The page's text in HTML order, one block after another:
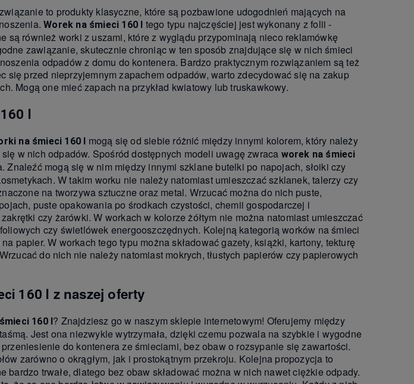
to produkty klasyczne, które są pozbawione udogodnień mających na
Worek na śmieci 160 l tego typu najczęściej jest wykonany z folii -
są również worki z uszami, które z wyglądu przypominają nieco reklamówkę
zawiązanie, skutecznie chroniąc w ten sposób znajdujące się w nich śmieci
odpadów z domu do kontenera. Bardzo praktycznym rozwiązaniem są też
się przed nieprzyjemnym zapachem odpadów, warto zdecydować się na zakup
Mogą one mieć zapach na przykład kwiatowy lub truskawkowy.
l
na śmieci 160 l mogą się od siebie różnić między innymi kolorem, który należy
w nich odpadów. Spośród dostępnych modeli uwagę zwraca worek na śmieci
Znaleźć mogą się w nim między innymi szklane butelki po napojach, słoiki czy
W takim worku nie należy natomiast umieszczać szklanek, talerzy czy
na tworzywa sztuczne oraz metal. Wrzucać można do nich puste,
puste opakowania po środkach czystości, chemii gospodarczej i
czy żarówki. W workach w kolorze żółtym nie można natomiast umieszczać
czy świetlówek energooszczędnych. Kolejną kategorią worków na śmieci
papier. W workach tego typu można składować gazety, książki, kartony, tekturę
do nich nie należy natomiast mokrych, tłustych papierów czy papierowych
160 l z naszej oferty
160 l? Znajdziesz go w naszym sklepie internetowym! Oferujemy między
Jest ona niezwykle wytrzymała, dzięki czemu pozwala na szybkie i wygodne
do kontenera ze śmieciami, bez obaw o rozsypanie się zawartości.
zarówno o okrągłym, jak i prostokątnym przekroju. Kolejna propozycja to
bardzo trwałe, dlatego bez obaw składować można w nich nawet ciężkie odpady.